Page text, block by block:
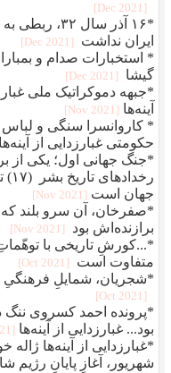
[2021 Dec]
*۱۶ آذر سال
ایران نداشت
[2021 Dec]
* استخبارات صدام و
گیشا
[2021 Dec]
*جبهه دموکراتیک ملی
آینه‌ها [2021 Nov]
* کاروانسرا سنگی و
حکومتی غبارزدایی از آینه‌ها
*جنگ جهانی اول؛ یکی از
جهان است [2021 Nov]
*صفرخان، آن سرو بلند که
برازنده‌اش بود
[2021 Nov]
*...کورشِ تاریخی با توهّماتِ
متفاوت است
[2021 Oct]
*شجریان، شمایلِ فرهنگیِ
[2021 Oct]
*پرونده احمد کسروی ننگ
بود... غبارزدایی از آینه‌ها [2021 Oct]
*غبارزدایی از آینه‌ها
شهریور، آغازِ پایانِ رژیم